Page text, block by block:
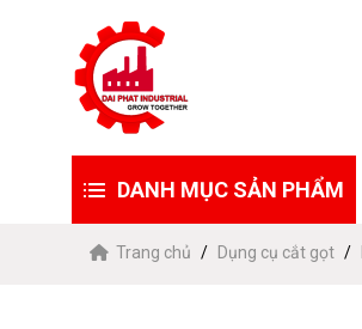
DANH MỤC SẢN PHẨM
Trang chủ Dụng cụ cắt gọt